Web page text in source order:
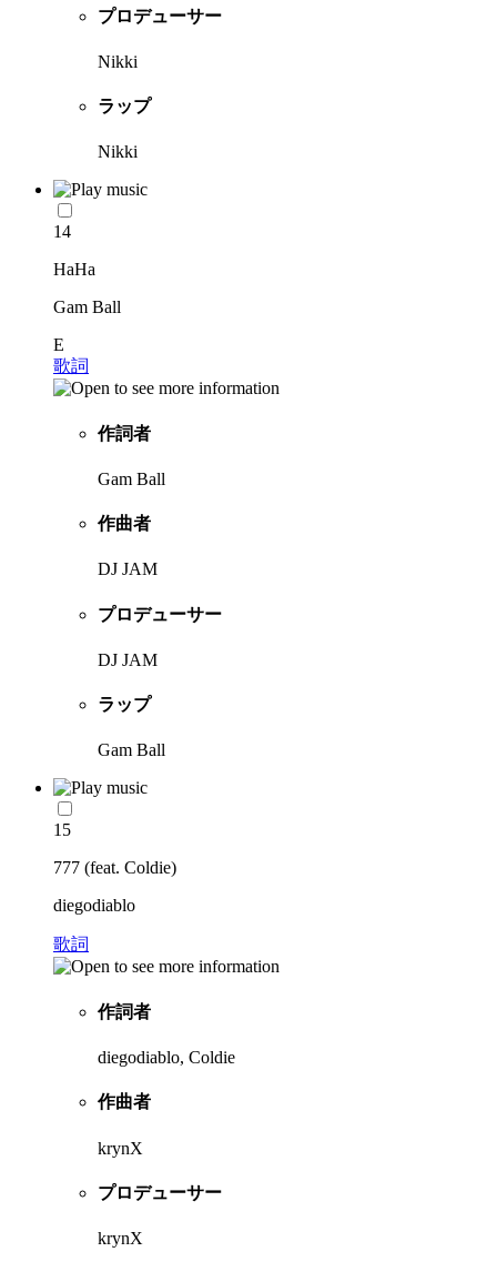
プロデューサー
Nikki
ラップ
Nikki
14
HaHa
Gam Ball
E
歌詞
作詞者
Gam Ball
作曲者
DJ JAM
プロデューサー
DJ JAM
ラップ
Gam Ball
15
777 (feat. Coldie)
diegodiablo
歌詞
作詞者
diegodiablo, Coldie
作曲者
krynX
プロデューサー
krynX